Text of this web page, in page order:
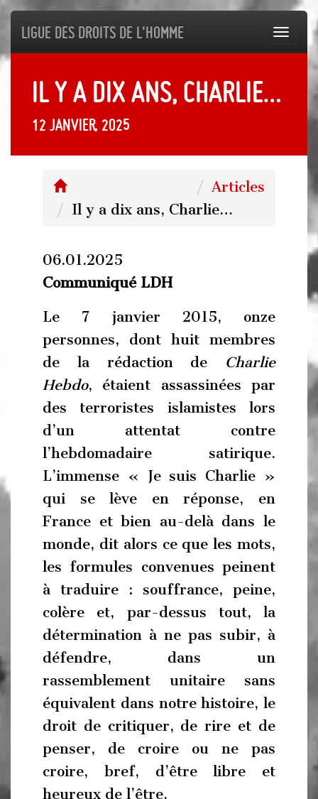
Ligue des droits de l'Homme
Il y a dix ans, Charlie…
12 janvier, 2025
Articles
Il y a dix ans, Charlie…
06.01.2025
Communiqué LDH
Le 7 janvier 2015, onze
personnes, dont huit membres
de la rédaction de Charlie
Hebdo, étaient assassinées par
des terroristes islamistes lors
d’un attentat contre
l’hebdomadaire satirique.
L’immense « Je suis Charlie »
qui se lève en réponse, en
France et bien au-delà dans le
monde, dit alors ce que les mots,
les formules convenues peinent
à traduire : souffrance, peine,
colère et, par-dessus tout, la
détermination à ne pas subir, à
défendre, dans un
rassemblement unitaire sans
équivalent dans notre histoire, le
droit de critiquer, de rire et de
penser, de croire ou ne pas
croire, bref, d’être libre et
heureux de l’être.